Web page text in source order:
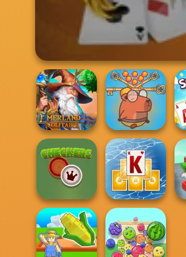
Emerland
Solitaire
Save Baby
Capybaras: Pull
Pin
Checkers
Tripeaks Solitaire
Holiday